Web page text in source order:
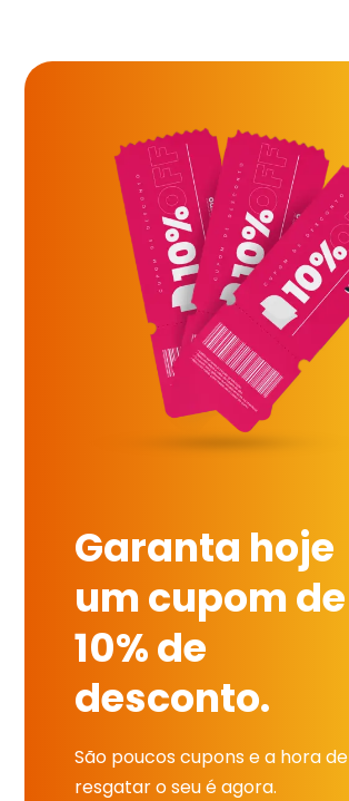
Garanta hoje
um cupom de
10% de
desconto.
São poucos cupons e a hora de
resgatar o seu é agora.